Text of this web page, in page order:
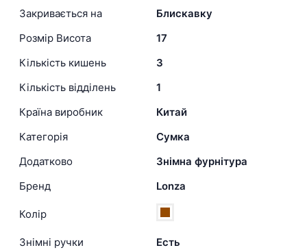
Закривається на
Блискавку
Розмір Висота
17
Кількість кишень
3
Кількість відділень
1
Країна виробник
Китай
Категорія
Сумка
Додатково
Знімна фурнітура
Бренд
Lonza
Колір
Знімні ручки Есть